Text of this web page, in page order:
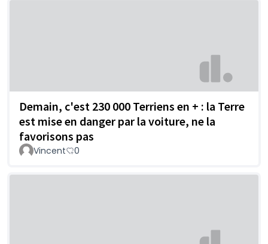
Demain, c'est 230 000 Terriens en + : la Terre
est mise en danger par la voiture, ne la
favorisons pas
Vincent 0